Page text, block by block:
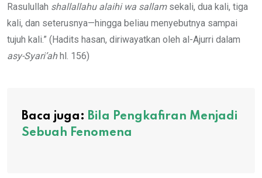
Rasulullah shallallahu alaihi wa sallamsekali, dua kali, tiga
kali, dan seterusnya—hingga beliau menyebutnya sampai
tujuh kali.” (Hadits hasan, diriwayatkan oleh al-Ajurri dalam
asy-Syari’ahhl. 156)
Baca juga: Bila Pengkafiran Menjadi
Sebuah Fenomena